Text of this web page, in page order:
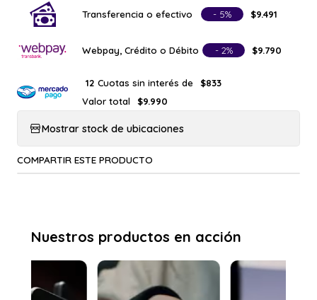
Transferencia o efectivo - 5% $9.491
Webpay, Crédito o Débito - 2% $9.790
12 Cuotas sin interés de
$833
Valor total
$9.990
Mostrar stock de ubicaciones
COMPARTIR ESTE PRODUCTO